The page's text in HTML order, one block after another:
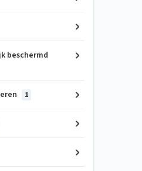
beschermd
1